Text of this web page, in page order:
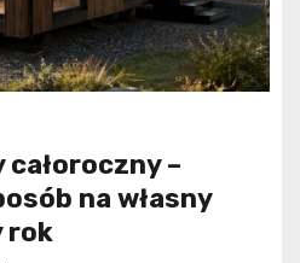
całoroczny –
na własny
rok